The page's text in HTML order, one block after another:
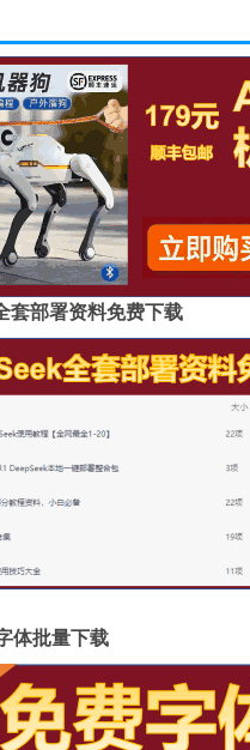
套部署资料免费下载
体批量下载